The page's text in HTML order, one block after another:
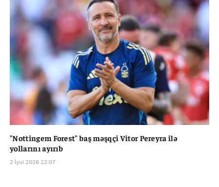
"Nottingem Forest" baş məşqçi Vitor Pereyra ilə
yollarını ayırıb
2 İyul 2026 22:07